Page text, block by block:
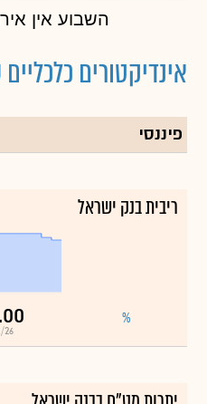
השבוע אין
אינדיקטורים
פיננסי
ריבית בנק ישראל
%
26